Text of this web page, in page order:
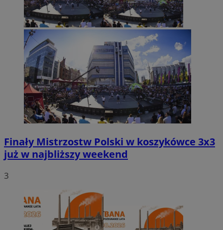
Finały Mistrzostw Polski w koszykówce 3x3
już w najbliższy weekend
3